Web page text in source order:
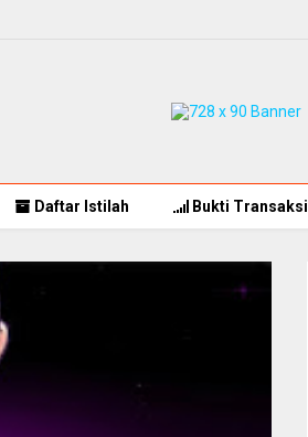
Daftar Istilah Bukti Transaksi